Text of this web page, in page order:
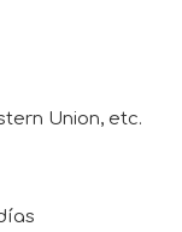
Union, etc.